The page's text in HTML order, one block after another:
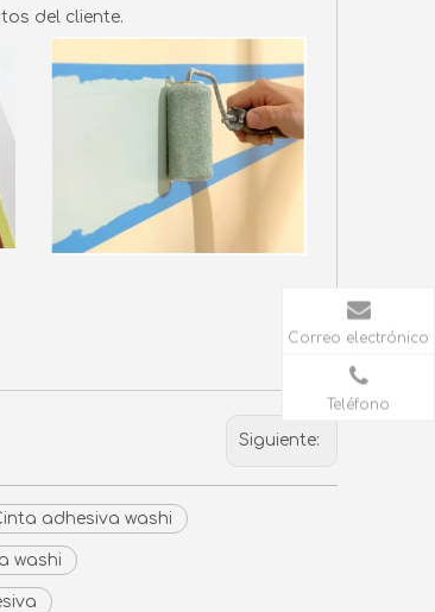
del cliente.
Siguiente:
adhesiva washi
washi
Correo electrónico
Teléfono